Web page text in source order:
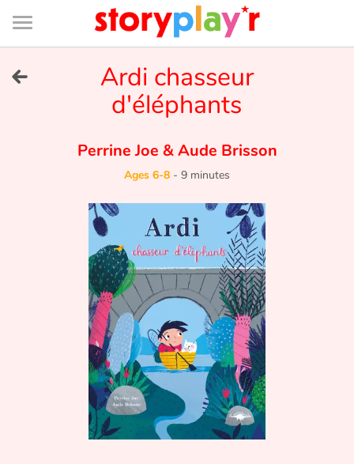
Connexion
Bibliothèque
de
page
Try for free
Tales and classics in french
Fable, myth, literature and poetry
Princesses and princes, kings, queens and dragons
Ogres, monsters and witches
Ardi chasseur
d'éléphants
Perrine Joe &Aude Brisson
Ages 6-8 - 9 minutes